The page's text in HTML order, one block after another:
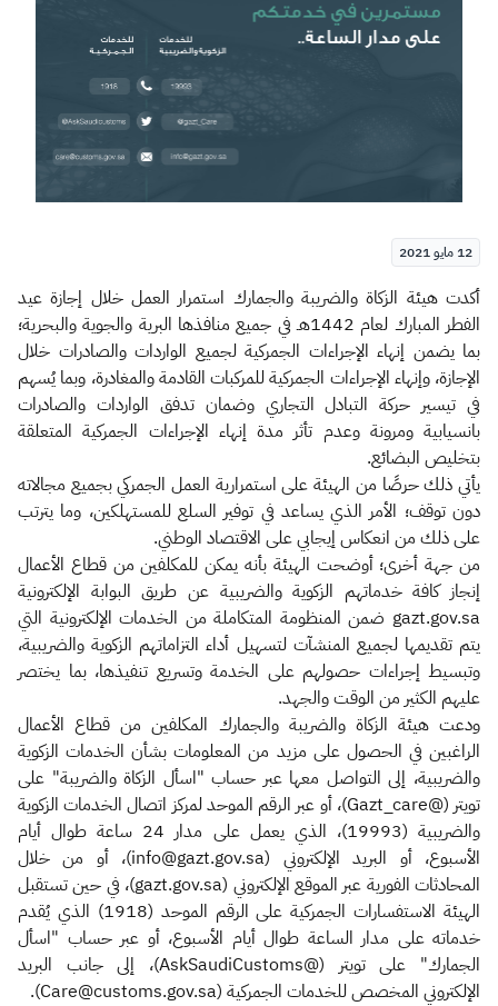
الإقرار الضريبي
التصرفات العقارية
12 مايو 2021
​​​أكدت هيئة الزكاة والضريبة والجمارك استمرار العمل خلال إجازة عيد
الفطر المبارك لعام 1442هـ في جميع منافذها البرية والجوية والبحرية؛
بما يضمن إنهاء الإجراءات الجمركية لجميع الواردات والصادرات خلال
الإجازة، وإنهاء الإجراءات الجمركية للمركبات القادمة والمغادرة، وبما يُسهم
في تيسير حركة التبادل التجاري وضمان تدفق الواردات والصادرات
بانسيابية ومرونة وعدم تأثر مدة إنهاء الإجراءات الجمركية المتعلقة
بتخليص البضائع.
يأتي ذلك حرصًا من الهيئة على استمرارية العمل الجمركي بجميع مجالاته
دون توقف؛ الأمر الذي يساعد في توفير السلع للمستهلكين، وما يترتب
على ذلك من انعكاس إيجابي على الاقتصاد الوطني.
من جهة أخرى؛ أوضحت الهيئة بأنه يمكن للمكلفين من قطاع الأعمال
إنجاز كافة خدماتهم الزكوية والضريبية عن طريق البوابة الإلكترونية
gazt.gov.sa ضمن المنظومة المتكاملة من الخدمات الإلكترونية التي
يتم تقديمها لجميع المنشآت لتسهيل أداء التزاماتهم الزكوية والضريبية،
وتبسيط إجراءات حصولهم على الخدمة وتسريع تنفيذها، بما يختصر
عليهم الكثير من الوقت والجهد.
ودعت هيئة الزكاة والضريبة والجمارك المكلفين من قطاع الأعمال
الراغبين في الحصول على مزيد من المعلومات بشأن الخدمات الزكوية
والضريبية، إلى التواصل معها عبر حساب "اسأل الزكاة والضريبة" على
تويتر (@Gazt_care)، أو عبر الرقم الموحد لمركز اتصال الخدمات الزكوية
والضريبية (19993)، الذي يعمل على مدار 24 ساعة طوال أيام
الأسبوع، أو البريد الإلكتروني (info@gazt.gov.sa)، أو من خلال
المحادثات الفورية عبر الموقع الإلكتروني (gazt.gov.sa)، في حين تستقبل
الهيئة الاستفسارات الجمركية على الرقم الموحد (1918) الذي يُقدم
خدماته على مدار الساعة طوال أيام الأسبوع، أو عبر حساب "اسأل
الجمارك" على تويتر (‏@AskSaudiCustoms)، إلى جانب البريد
الإلكتروني المخصص للخدمات الجمركية (Care@customs.gov.sa).